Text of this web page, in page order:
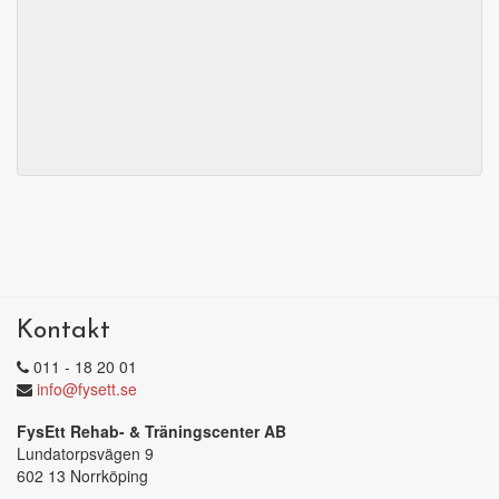
Kontakt
011 - 18 20 01
info@fysett.se
FysEtt Rehab- & Träningscenter AB
Lundatorpsvägen 9
602 13 Norrköping